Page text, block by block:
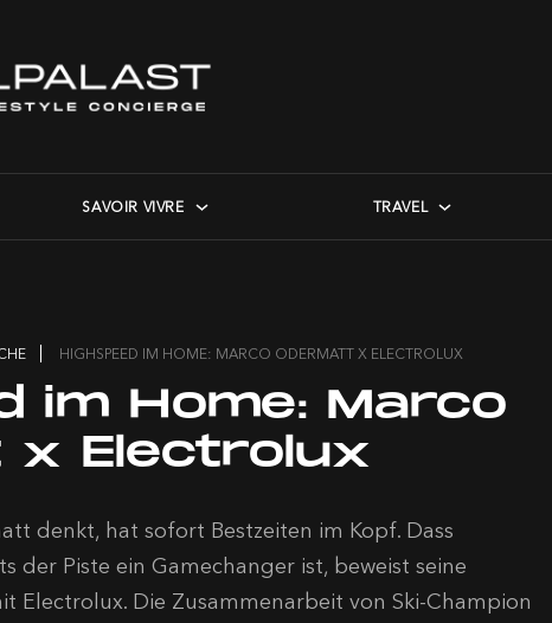
SAVOIR VIVRE TRAVEL
HIGHSPEED IM HOME: MARCO ODERMATT X ELECTROLUX
im Home: Marco
x Electrolux
denkt, hat sofort Bestzeiten im Kopf. Dass
der Piste ein Gamechanger ist, beweist seine
Electrolux. Die Zusammenarbeit von Ski-Champion